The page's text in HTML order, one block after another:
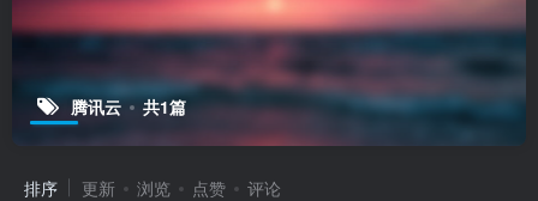
腾讯云 共1篇
排序 更新 浏览 点赞 评论